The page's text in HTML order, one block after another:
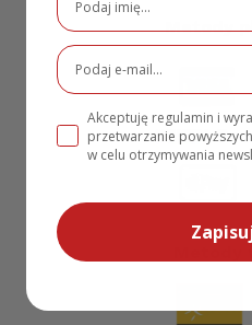
Metody
Akceptuję regulamin i
przetwarzanie
w celu otrzymywania